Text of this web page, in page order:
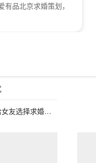
品北京求婚策划，
求婚戒指的技巧